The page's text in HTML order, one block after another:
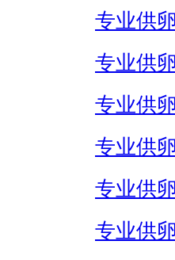
专业供
专业供
专业供
专业供
专业供
专业供